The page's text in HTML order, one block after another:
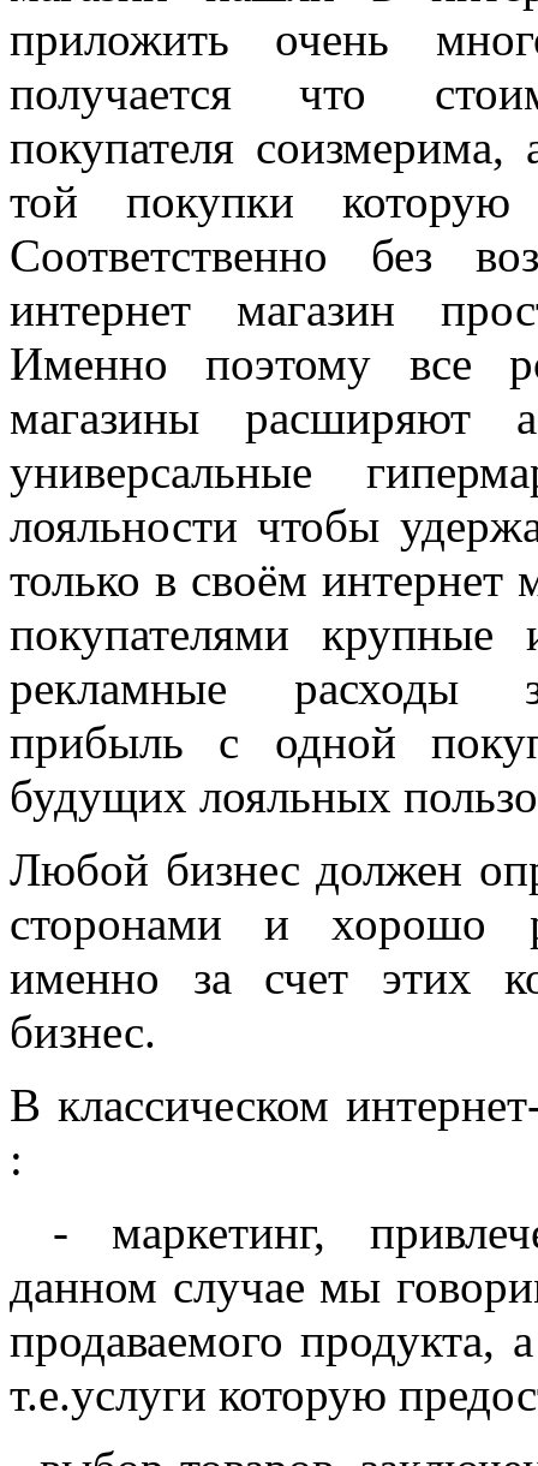
приложить очень
получается что
покупателя
той покупки которую
Соответственно без
интернет магазин
Именно поэтому все
магазины расширяют
универсальные
лояльности чтобы
только в своём
покупателями крупные
рекламные расходы
прибыль с одной
будущих лояльных
Любой бизнес должен
сторонами и хорошо
именно за счет этих
бизнес.
В классическом
:
- маркетинг,
данном случае мы
продаваемого продукта,
т.е.услуги которую